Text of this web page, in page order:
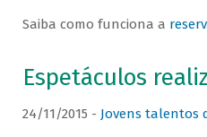
Saiba como funciona a
Espetáculos
24/11/2015 - Jovens talentos